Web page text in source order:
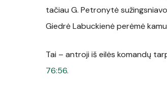
tačiau G. Petronytė
Giedrė Labuckienė perėmė
Tai – antroji iš eilės komandų
76:56.